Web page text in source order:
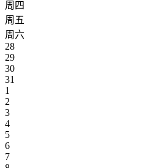
周四
周五
周六
28
29
30
31
1
2
3
4
5
6
7